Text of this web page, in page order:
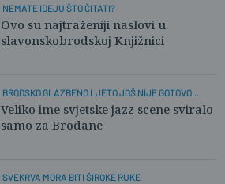
NEMATE IDEJU ŠTO ČITATI?
Ovo su najtraženiji naslovi u
slavonskobrodskoj Knjižnici
BRODSKO GLAZBENO LJETO JOŠ NIJE GOTOVO...
Veliko ime svjetske jazz scene sviralo
samo za Brođane
SVEKRVA MORA BITI ŠIROKE RUKE